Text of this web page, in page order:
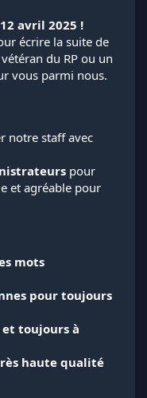
avril 2025 !
écrire la suite de
du RP ou un
vous parmi nous.
notre staff avec
pour
et agréable pour
mots
pour toujours
toujours à
haute qualité